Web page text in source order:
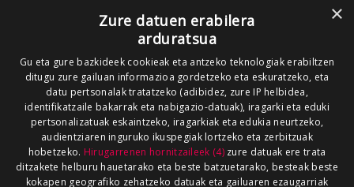
×
Zure datuen erabilera
arduratsua
Gu eta gure bazkideek cookieak eta antzeko teknologiak erabiltzen
ditugu zure gailuan informazioa gordetzeko eta eskuratzeko, eta
datu pertsonalak tratatzeko (adibidez, zure IP helbidea,
identifikatzaile bakarrak eta nabigazio-datuak), iragarki eta eduki
pertsonalizatuak eskaintzeko, iragarkiak eta edukia neurtzeko,
audientziaren inguruko ikuspegiak lortzeko eta zerbitzuak
hobetzeko. Hirugarrenen hornitzaileek (4)zure datuak ere trata
ditzakete helburu hauetarako eta beste batzuetarako, besteak beste
kokapen geografiko zehatzeko datuak eta gailuaren ezaugarriak